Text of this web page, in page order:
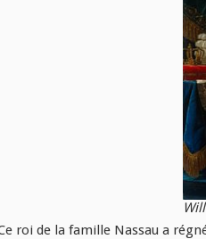
roi de la famille Nassau a